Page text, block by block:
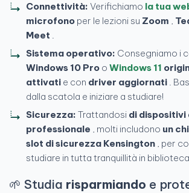
Connettività: Verifichiamo la tua
microfono per le lezioni su Zoom ,
Meet .
Sistema operativo: Consegniamo i
Windows 10 Pro o Windows 11
attivati e con driver aggiornati .
dalla scatola e iniziare a studiare!
Sicurezza: Trattandosi di dispositivi
professionale , molti includono un
slot di sicurezza Kensington , per
studiare in tutta tranquillità in
🌱 Studia risparmiando e